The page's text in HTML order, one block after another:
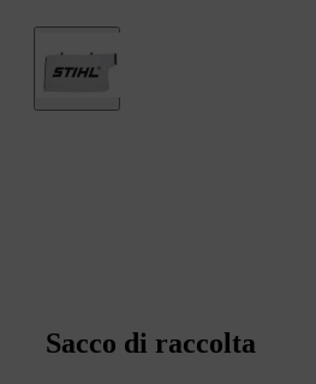
Sacco di raccolta